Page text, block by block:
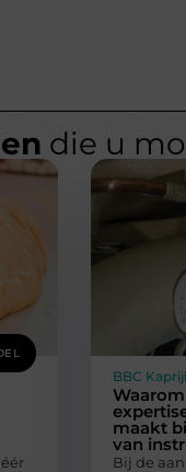
die u
BBC
maakt
van
Bij de